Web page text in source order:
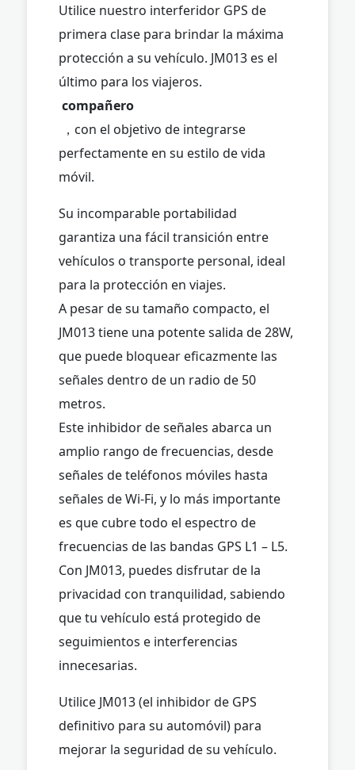
Utilice nuestro interferidor GPS de
primera clase para brindar la máxima
protección a su vehículo. JM013 es el
último para los viajeros.
compañero
，con el objetivo de integrarse
perfectamente en su estilo de vida
móvil.
Su incomparable portabilidad
garantiza una fácil transición entre
vehículos o transporte personal, ideal
para la protección en viajes.
A pesar de su tamaño compacto, el
JM013 tiene una potente salida de 28W,
que puede bloquear eficazmente las
señales dentro de un radio de 50
metros.
Este inhibidor de señales abarca un
amplio rango de frecuencias, desde
señales de teléfonos móviles hasta
señales de Wi-Fi, y lo más importante
es que cubre todo el espectro de
frecuencias de las bandas GPS L1 – L5.
Con JM013, puedes disfrutar de la
privacidad con tranquilidad, sabiendo
que tu vehículo está protegido de
seguimientos e interferencias
innecesarias.
Utilice JM013 (el inhibidor de GPS
definitivo para su automóvil) para
mejorar la seguridad de su vehículo.